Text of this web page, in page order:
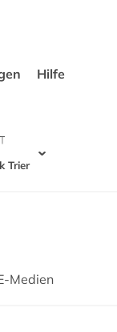
Hilfe
Trier
Medien